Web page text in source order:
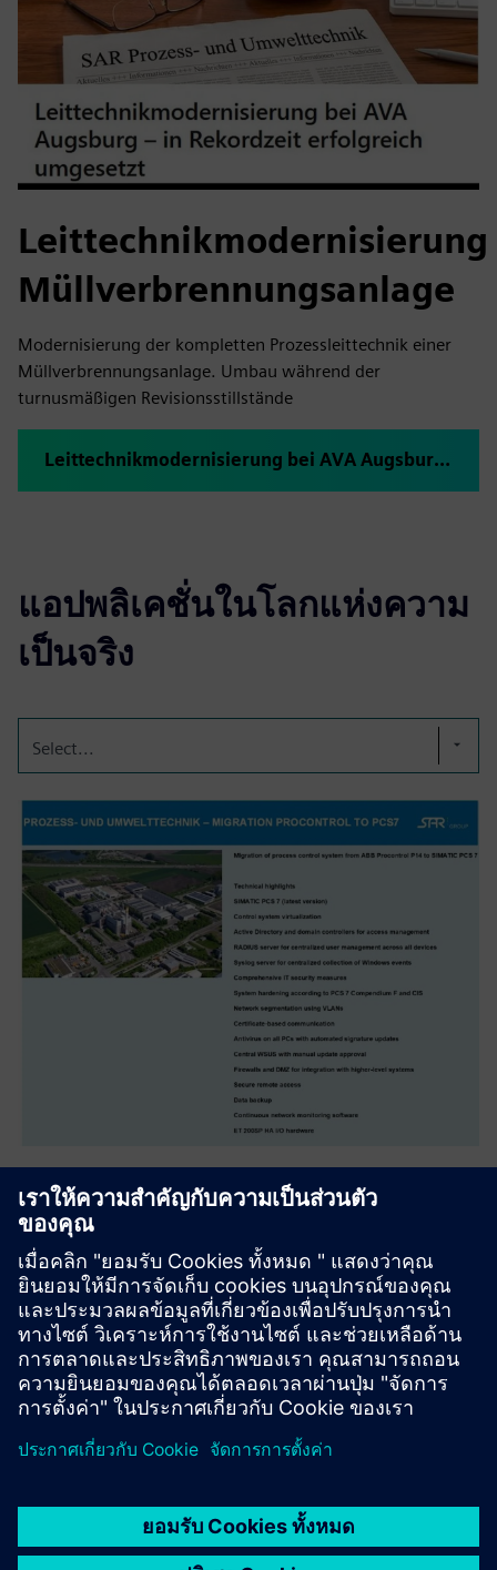
Leittechnikmodernisierung
Müllverbrennungsanlage
Modernisierung der kompletten Prozessleittechnik einer
Müllverbrennungsanlage. Umbau während der
turnusmäßigen Revisionsstillstände
Leittechnikmodernisierung bei AVA Augsburg – in Rekordzeit erfolgreich umgesetzt
แอปพลิเคชั่นในโลกแห่งความ
เป็นจริง
Select...
Migration ABB DCS to
SIMATIC PCS7
Migration of ABB Procontrol P14 process control system to
SIMATIC PCS7.
2 incineration lines + general section + ancillary facilities +
boiler protection